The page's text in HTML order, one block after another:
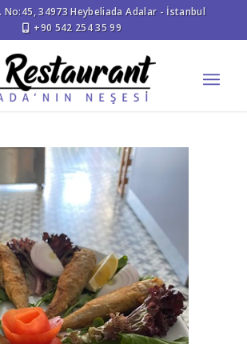
No:45, 34973 Heybeliada Adalar - İstanbul
+90 542 254 35 99